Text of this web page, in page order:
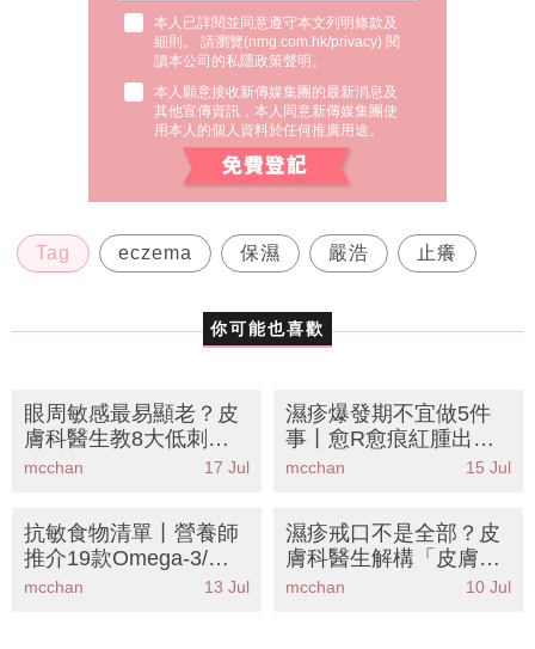
本人已詳閱並同意遵守本文列明條款及
細則。 請瀏覽(nmg.com.hk/privacy) 閱
讀本公司的私隱政策聲明。
本人願意接收新傳媒集團的最新消息及
其他宣傳資訊，本人同意新傳媒集團使
用本人的個人資料於任何推廣用途。
Tag eczema 保濕 嚴浩 止癢
你可能也喜歡
眼周敏感最易顯老？皮
膚科醫生教8大低刺激
保養成分丨KO眼紋紅腫
mcchan 17 Jul
濕疹爆發期不宜做5件
事丨愈R愈痕紅腫出
水？皮膚科醫生中醫聯
mcchan 15 Jul
抗敏食物清單丨營養師
推介19款Omega-3/鋅/
維他命D食物 擊退濕疹
mcchan 13 Jul
濕疹戒口不是全部？皮
膚科醫生解構「皮膚屏
障修復」關鍵丨8大營
mcchan 10 Jul